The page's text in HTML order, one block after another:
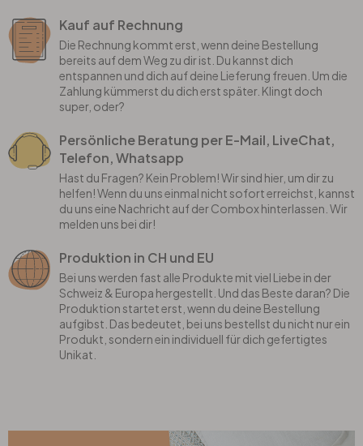
Kauf auf Rechnung
Die Rechnung kommt erst, wenn deine Bestellung
bereits auf dem Weg zu dir ist. Du kannst dich
entspannen und dich auf deine Lieferung freuen. Um die
Zahlung kümmerst du dich erst später. Klingt doch
super, oder?
Persönliche Beratung per E-Mail, LiveChat,
Telefon, Whatsapp
Hast du Fragen? Kein Problem! Wir sind hier, um dir zu
helfen! Wenn du uns einmal nicht sofort erreichst, kannst
du uns eine Nachricht auf der Combox hinterlassen. Wir
melden uns bei dir!
Produktion in CH und EU
Bei uns werden fast alle Produkte mit viel Liebe in der
Schweiz & Europa hergestellt. Und das Beste daran? Die
Produktion startet erst, wenn du deine Bestellung
aufgibst. Das bedeutet, bei uns bestellst du nicht nur ein
Produkt, sondern ein individuell für dich gefertigtes
Unikat.